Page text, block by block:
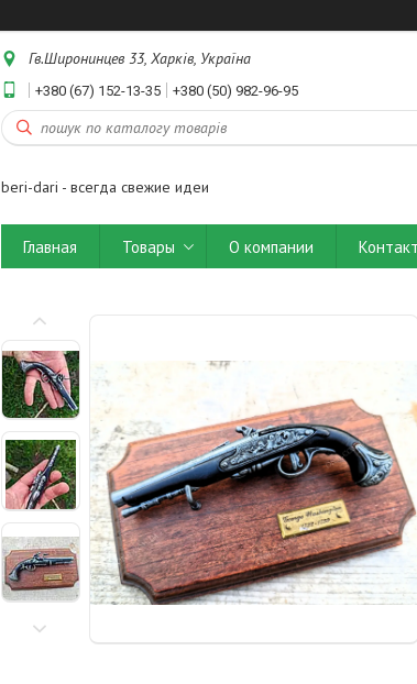
Гв.Широнинцев 33, Харків, Україна
+380 (67) 152-13-35 +380 (50) 982-96-95
beri-dari - всегда свежие идеи
Главная Товары О компании